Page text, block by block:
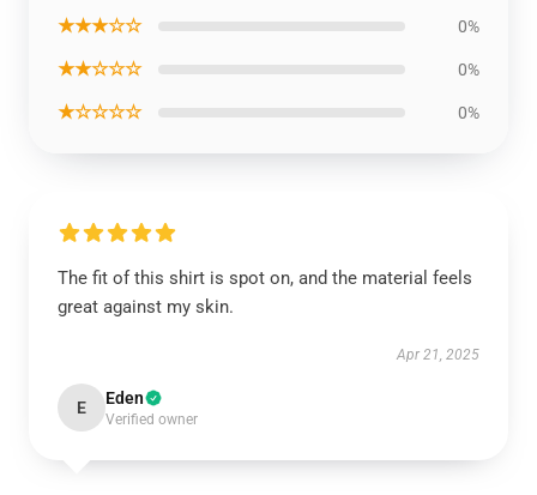
★★★☆☆ 0%
★★☆☆☆ 0%
★☆☆☆☆ 0%
The fit of this shirt is spot on, and the material feels
great against my skin.
Apr 21, 2025
E Eden
Verified owner